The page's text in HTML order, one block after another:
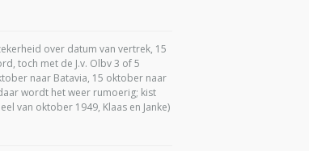
over datum van vertrek, 15
toch met de J.v. Olbv 3 of 5
naar Batavia, 15 oktober naar
wordt het weer rumoerig; kist
van oktober 1949, Klaas en Janke)